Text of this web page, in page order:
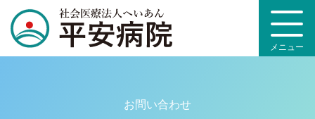
メニュー
お問い合わせ